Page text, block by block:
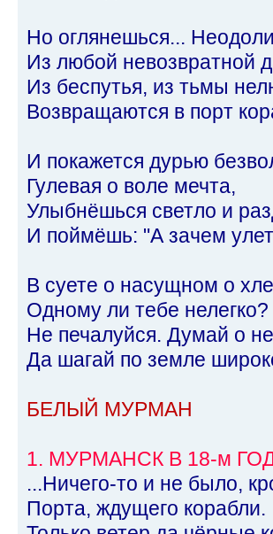
Но оглянешься...
Из любой невозвратной
Из беспутья, из тьмы
Возвращаются в порт
И покажется дурью
Гулевая о воле мечта,
Улыбнёшься светло и
И поймёшь: "А зачем
В суете о насущном о
Одному ли тебе нелегко?
Не печалуйся. Думай о
Да шагай по земле
БЕЛЫЙ МУРМАН
1. МУРМАНСК В 18-м
...Ничего-то и не было,
Порта, ждущего корабли.